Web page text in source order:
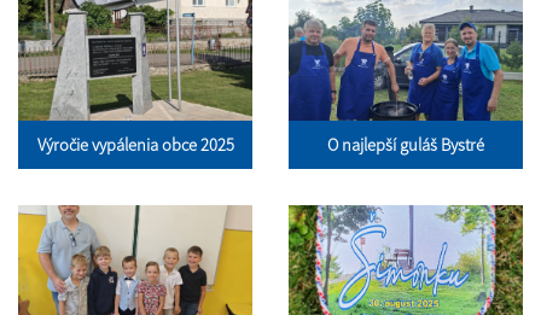
Výročie vypálenia obce 2025 O najlepší guláš Bystré